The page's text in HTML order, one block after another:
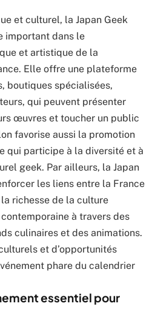
et culturel, la Japan Geek
important dans le
et artistique de la
Elle offre une plateforme
boutiques spécialisées,
qui peuvent présenter
œuvres et toucher un public
favorise aussi la promotion
qui participe à la diversité et à
geek. Par ailleurs, la Japan
les liens entre la France
richesse de la culture
à travers des
culinaires et des animations.
et d’opportunités
phare du calendrier
essentiel pour